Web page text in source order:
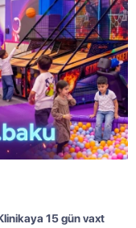
15 gün vaxt